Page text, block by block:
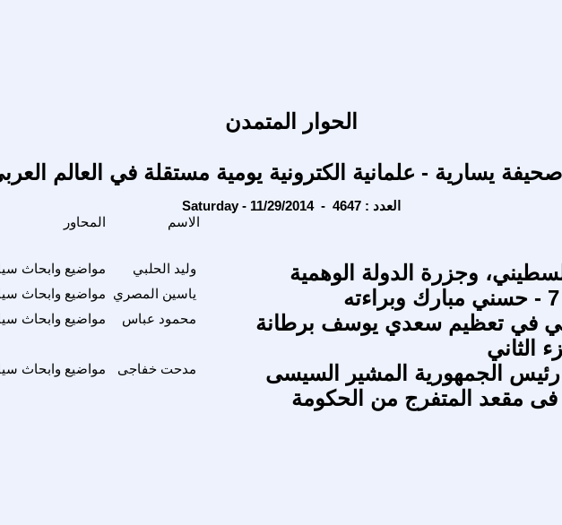
الحوار المتمدن
يسارية - علمانية الكترونية يومية مستقلة في العالم
Saturday - 11/29/2014 - العدد : 4647
الاسم
مواضيع وابحاث وليد الحلبي وجزرة الدولة الوهمية
مواضيع وابحاث ياسين المصري
مواضيع وابحاث
محمود عباس
في تعظيم سعدي يوسف برطانة
الثاني
مواضيع وابحاث مدحت خفاجى
رئيس الجمهورية المشير السيسى
فى مقعد المتفرج من الحكومة